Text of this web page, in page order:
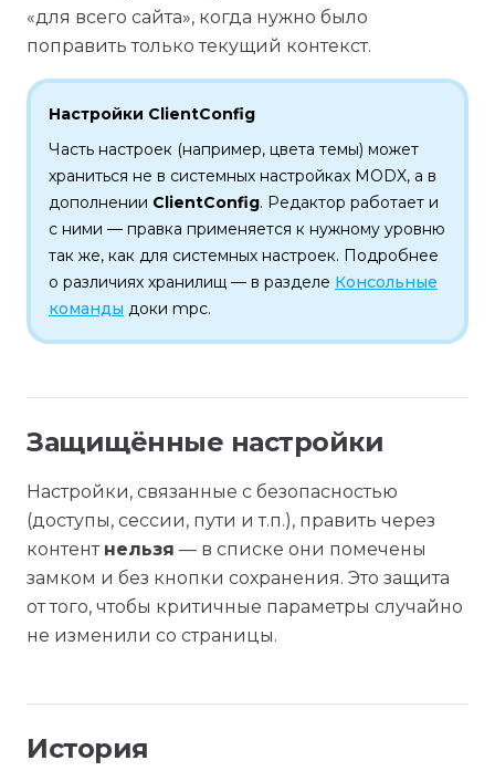
«для всего сайта», когда нужно было
поправить только текущий контекст.
Настройки ClientConfig
Часть настроек (например, цвета темы) может
храниться не в системных настройках MODX, а в
дополнении ClientConfig. Редактор работает и
с ними — правка применяется к нужному уровню
так же, как для системных настроек. Подробнее
о различиях хранилищ — в разделе Консольные
команды доки mpc.
Защищённые настройки
Настройки, связанные с безопасностью
(доступы, сессии, пути и т.п.), править через
контент нельзя — в списке они помечены
замком и без кнопки сохранения. Это защита
от того, чтобы критичные параметры случайно
не изменили со страницы.
История